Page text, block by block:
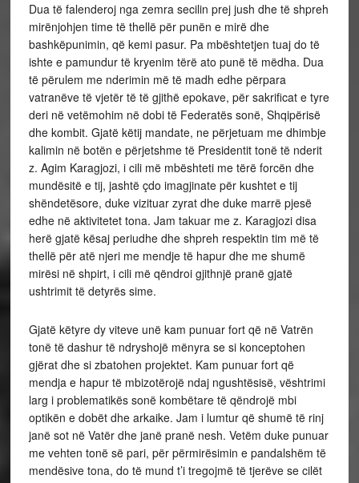
Dua të falenderoj nga zemra secilin prej jush dhe të shpreh
mirënjohjen time të thellë për punën e mirë dhe
bashkëpunimin, që kemi pasur. Pa mbështetjen tuaj do të
ishte e pamundur të kryenim tërë ato punë të mëdha. Dua
të përulem me nderimin më të madh edhe përpara
vatranëve të vjetër të të gjithë epokave, për sakrificat e tyre
deri në vetëmohim në dobi të Federatës sonë, Shqipërisë
dhe kombit. Gjatë këtij mandate, ne përjetuam me dhimbje
kalimin në botën e përjetshme të Presidentit tonë të nderit
z. Agim Karagjozi, i cili më mbështeti me tërë forcën dhe
mundësitë e tij, jashtë çdo imagjinate për kushtet e tij
shëndetësore, duke vizituar zyrat dhe duke marrë pjesë
edhe në aktivitetet tona. Jam takuar me z. Karagjozi disa
herë gjatë kësaj periudhe dhe shpreh respektin tim më të
thellë për atë njeri me mendje të hapur dhe me shumë
mirësi në shpirt, i cili më qëndroi gjithnjë pranë gjatë
ushtrimit të detyrës sime.
Gjatë këtyre dy viteve unë kam punuar fort që në Vatrën
tonë të dashur të ndryshojë mënyra se si konceptohen
gjërat dhe si zbatohen projektet. Kam punuar fort që
mendja e hapur të mbizotërojë ndaj ngushtësisë, vështrimi
larg i problematikës sonë kombëtare të qëndrojë mbi
optikën e dobët dhe arkaike. Jam i lumtur që shumë të rinj
janë sot në Vatër dhe janë pranë nesh. Vetëm duke punuar
me vehten tonë së pari, për përmirësimin e pandalshëm të
mendësive tona, do të mund t’i tregojmë të tjerëve se cilët